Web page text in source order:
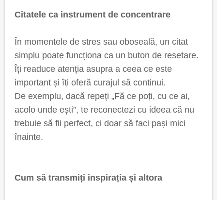
Citatele ca instrument de concentrare
În momentele de stres sau oboseală, un citat
simplu poate funcționa ca un buton de resetare.
Îți readuce atenția asupra a ceea ce este
important și îți oferă curajul să continui.
De exemplu, dacă repeți „Fă ce poți, cu ce ai,
acolo unde ești”, te reconectezi cu ideea că nu
trebuie să fii perfect, ci doar să faci pași mici
înainte.
Cum să transmiți inspirația și altora